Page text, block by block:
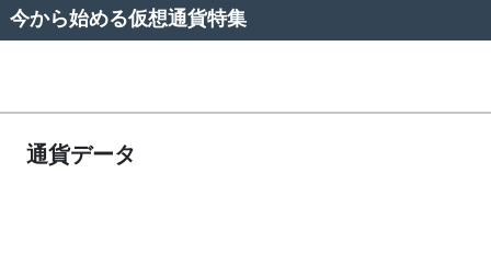
今から始める仮想通貨特集
通貨データ